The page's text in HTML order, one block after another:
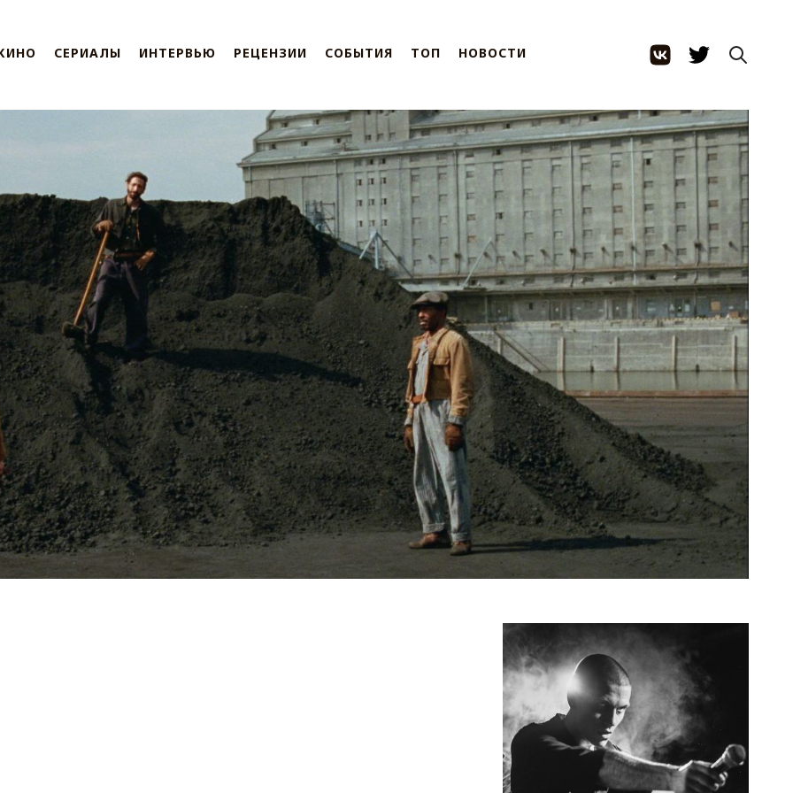
СЕРИАЛЫ ИНТЕРВЬЮ РЕЦЕНЗИИ СОБЫТИЯ ТОП НОВОСТИ